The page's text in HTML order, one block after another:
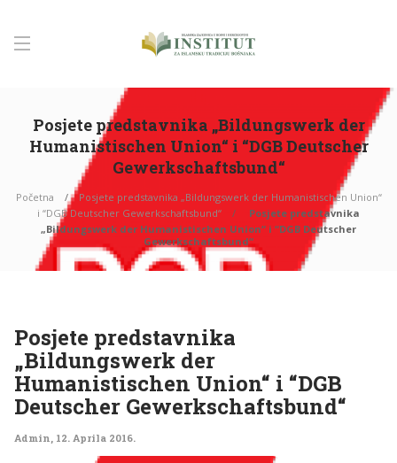
Posjete predstavnika „Bildungswerk der
Humanistischen Union“ i “DGB Deutscher
Gewerkschaftsbund“
Početna
Posjete predstavnika „Bildungswerk der Humanistischen Union“
i “DGB Deutscher Gewerkschaftsbund“
Posjete predstavnika
„Bildungswerk der Humanistischen Union“ i “DGB Deutscher
Gewerkschaftsbund“
Posjete predstavnika
„Bildungswerk der
Humanistischen Union“ i “DGB
Deutscher Gewerkschaftsbund“
Admin, 12. Aprila 2016.